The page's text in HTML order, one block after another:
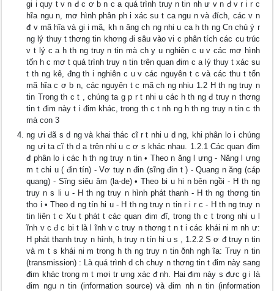
gi i quy t v n đ c ơ b n c a quá trình truy n tin nh ư v n đ v r i r c
hĩa ngu n, mơ hình phân ph i xác su t ca ngu n và đích, các v n
đ v mã hĩa và gi i mã, kh n ăng ch ng nhi u ca h th ng Cn chú ý r
ng lý thuy t thơng tin khơng đi sâu vào vi c phân tích các cu trúc
v t lý c a h th ng truy n tin mà ch y u nghiên c u v các mơ hình
tốn h c mơ t quá trình truy n tin trên quan đim c a lý thuy t xác su
t th ng kê, đng th i nghiên c u v các nguyên t c và các thu t tốn
mã hĩa c ơ b n, các nguyên t c mã ch ng nhiu 1.2 H th ng truy n
tin Trong th c t , chúng ta g p r t nhi u các h th ng đ truy n thơng
tin t đim này t i đim khác, trong th c t nh ng h th ng truy n tin c th
mà con 3
ng ưi đã s d ng và khai thác cĩ r t nhi u d ng, khi phân lo i chúng
ng ưi ta cĩ th d a trên nhi u c ơ s khác nhau. 1.2.1 Các quan đim
đ phân lo i các h th ng truy n tin • Theo n ăng l ưng - Năng l ưng
m t chi u ( đin tín) - Vơ tuy n đin (sĩng đin t ) - Quang n ăng (cáp
quang) - Sĩng siêu âm (la-de) • Theo bi u hi n bên ngồi - H th ng
truy n s li u - H th ng truy n hình phát thanh - H th ng thơng tin
tho i • Theo d ng tín hi u - H th ng truy n tin r i r c - H th ng truy n
tin liên t c Xu t phát t các quan đim đĩ, trong th c t trong nhi u l
ĩnh v c đ c bi t là l ĩnh v c truy n thơng t n t i các khái ni m nh ư:
H phát thanh truy n hình, h truy n tín hi u s , 1.2.2 S ơ đ truy n tin
và m t s khái ni m trong h th ng truy n tin ðnh ngh ĩa: Truy n tin
(transmission) : Là quá trình d ch chuy n thơng tin t đim này sang
đim khác trong m t mơi tr ưng xác đ nh. Hai đim này s đưc g i là
đim ngu n tin (information source) và đim nh n tin (information